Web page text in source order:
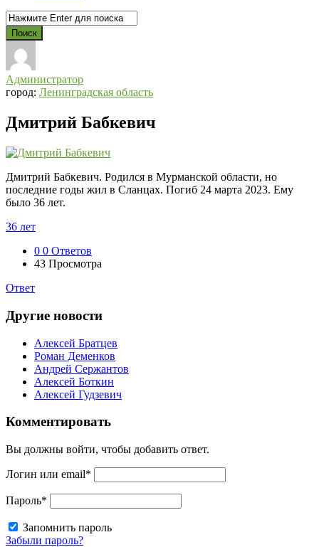
Администратор
город: Ленинградская область
Дмитрий Бабкевич
Дмитрий Бабкевич. Родился в Мурманской области, но
последние годы жил в Сланцах. Погиб 24 марта 2023. Ему
было 36 лет.
36 лет
0 0 Ответов
43 Просмотра
Ответ
Другие новости
Алексей Братцев
Роман Деменков
Андрей Сержантов
Алексей Боткин
Алексей Гудзевич
Комментировать
Вы должны войти, чтобы добавить ответ.
Логин или email*
Пароль*
Запомнить пароль
Забыли пароль?